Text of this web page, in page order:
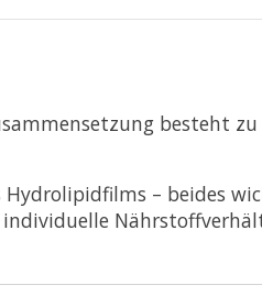
besteht zu
– beides
individuelle